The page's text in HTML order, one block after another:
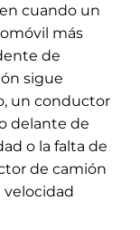
cuando un
más
de
sigue
un conductor
delante de
o la falta de
de camión
velocidad